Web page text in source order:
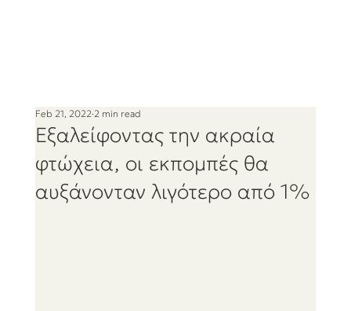
Εξαλείφοντας την ακραία
φτώχεια, οι εκπομπές θα
αυξάνονταν λιγότερο από 1%
Feb 21, 2022 2 min read